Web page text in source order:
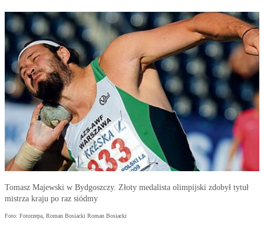
Tomasz Majewski w Bydgoszczy. Złoty medalista olimpijski zdobył tytuł
mistrza kraju po raz siódmy
Foto: Fotorzepa, Roman Bosiacki Roman Bosiacki